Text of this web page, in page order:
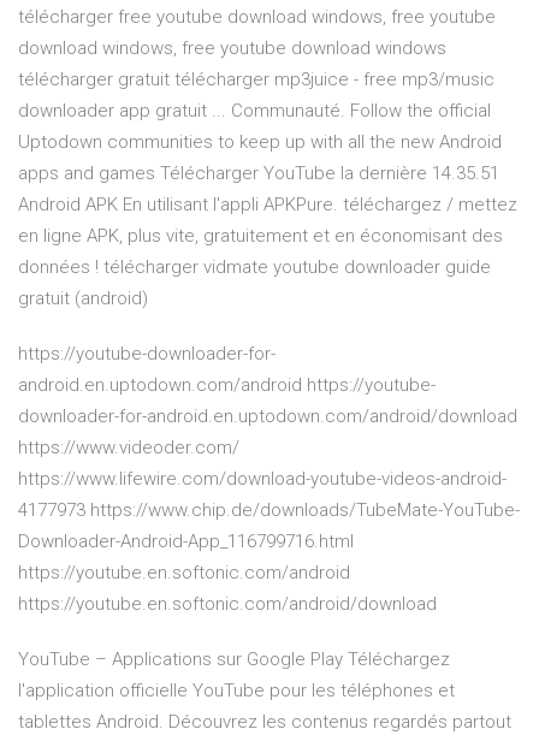
télécharger free youtube download windows, free youtube
download windows, free youtube download windows
télécharger gratuit télécharger mp3juice - free mp3/music
downloader app gratuit ... Communauté. Follow the official
Uptodown communities to keep up with all the new Android
apps and games Télécharger YouTube la dernière 14.35.51
Android APK En utilisant l'appli APKPure. téléchargez / mettez
en ligne APK, plus vite, gratuitement et en économisant des
données ! télécharger vidmate youtube downloader guide
gratuit (android)
https://youtube-downloader-for-
android.en.uptodown.com/android https://youtube-
downloader-for-android.en.uptodown.com/android/download
https://www.videoder.com/
https://www.lifewire.com/download-youtube-videos-android-
4177973 https://www.chip.de/downloads/TubeMate-YouTube-
Downloader-Android-App_116799716.html
https://youtube.en.softonic.com/android
https://youtube.en.softonic.com/android/download
YouTube – Applications sur Google Play Téléchargez
l'application officielle YouTube pour les téléphones et
tablettes Android. Découvrez les contenus regardés partout